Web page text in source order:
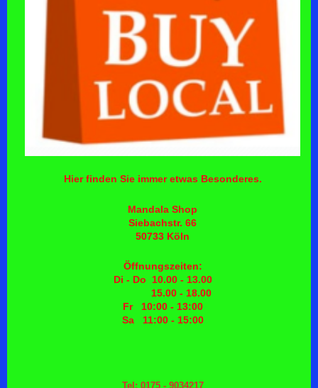
Hier finden Sie immer etwas Besonderes.
Mandala Shop
Siebachstr. 66
50733 Köln
Öffnungszeiten:
Di - Do 10.00 - 13.00
15.00 - 18.00
Fr 10:00 - 13:00
Sa 11:00 - 15:00
Tel: 0175 - 9034217